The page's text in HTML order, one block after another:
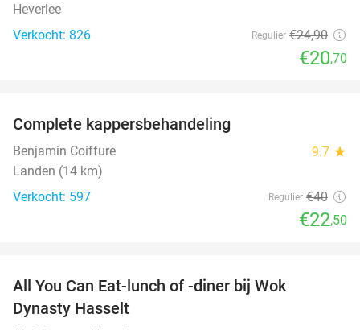
Heverlee
Verkocht: 826
Regulier €24,90
€20,70
Complete kappersbehandeling
Benjamin Coiffure 9.7 star
Landen (14 km)
Verkocht: 597
Regulier €40
€22,50
All You Can Eat-lunch of -diner bij Wok
Dynasty Hasselt